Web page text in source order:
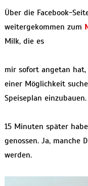
Über die Facebook-
weitergekommen zum
Milk, die es
mir sofort angetan
einer Möglichkeit
Speiseplan einzubauen.
15 Minuten später
genossen. Ja, manche
werden.